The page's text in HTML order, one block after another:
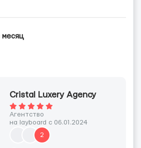
месяц
Cristal Luxery Agency
Агентство
на layboard с 06.01.2024
2